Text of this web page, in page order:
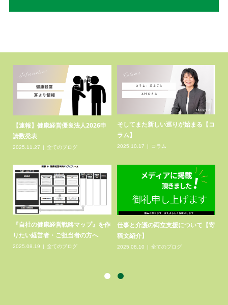
【速報】健康経営優良法人2026申
請数発表
2025.11.27 全てのブログ
そしてまた新しい巡りが始まる【コ
ラム】
2025.10.17 コラム
『自社の健康経営戦略マップ』を作
りたい経営者・ご担当者の方へ
2025.08.19 全てのブログ
仕事と介護の両立支援について【寄
稿文紹介】
2025.08.10 全てのブログ